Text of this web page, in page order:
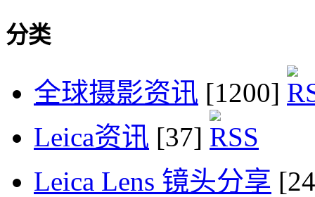
分类
全球摄影资讯 [1200]
Leica资讯 [37]
Leica Lens 镜头分享